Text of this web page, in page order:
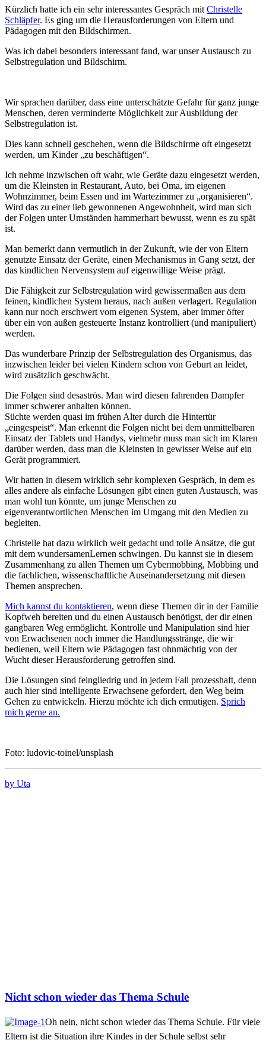
Kürzlich hatte ich ein sehr interessantes Gespräch mit Christelle
Schläpfer. Es ging um die Herausforderungen von Eltern und
Pädagogen mit den Bildschirmen.
Was ich dabei besonders interessant fand, war unser Austausch zu
Selbstregulation und Bildschirm.
Wir sprachen darüber, dass eine unterschätzte Gefahr für ganz junge
Menschen, deren verminderte Möglichkeit zur Ausbildung der
Selbstregulation ist.
Dies kann schnell geschehen, wenn die Bildschirme oft eingesetzt
werden, um Kinder „zu beschäftigen“.
Ich nehme inzwischen oft wahr, wie Geräte dazu eingesetzt werden,
um die Kleinsten in Restaurant, Auto, bei Oma, im eigenen
Wohnzimmer, beim Essen und im Wartezimmer zu „organisieren“.
Wird das zu einer lieb gewonnenen Angewohnheit, wird man sich
der Folgen unter Umständen hammerhart bewusst, wenn es zu spät
ist.
Man bemerkt dann vermutlich in der Zukunft, wie der von Eltern
genutzte Einsatz der Geräte, einen Mechanismus in Gang setzt, der
das kindlichen Nervensystem auf eigenwillige Weise prägt.
Die Fähigkeit zur Selbstregulation wird gewissermaßen aus dem
feinen, kindlichen System heraus, nach außen verlagert. Regulation
kann nur noch erschwert vom eigenen System, aber immer öfter
über ein von außen gesteuerte Instanz kontrolliert (und manipuliert)
werden.
Das wunderbare Prinzip der Selbstregulation des Organismus, das
inzwischen leider bei vielen Kindern schon von Geburt an leidet,
wird zusätzlich geschwächt.
Die Folgen sind desaströs. Man wird diesen fahrenden Dampfer
immer schwerer anhalten können.
Süchte werden quasi im frühen Alter durch die Hintertür
„eingespeist“. Man erkennt die Folgen nicht bei dem unmittelbaren
Einsatz der Tablets und Handys, vielmehr muss man sich im Klaren
darüber werden, dass man die Kleinsten in gewisser Weise auf ein
Gerät programmiert.
Wir hatten in diesem wirklich sehr komplexen Gespräch, in dem es
alles andere als einfache Lösungen gibt einen guten Austausch, was
man wohl tun könnte, um junge Menschen zu
eigenverantwortlichen Menschen im Umgang mit den Medien zu
begleiten.
Christelle hat dazu wirklich weit gedacht und tolle Ansätze, die gut
mit dem wundersamenLernen schwingen. Du kannst sie in diesem
Zusammenhang zu allen Themen um Cybermobbing, Mobbing und
die fachlichen, wissenschaftliche Auseinandersetzung mit diesen
Themen ansprechen.
Mich kannst du kontaktieren, wenn diese Themen dir in der Familie
Kopfweh bereiten und du einen Austausch benötigst, der dir einen
gangbaren Weg ermöglicht. Kontrolle und Manipulation sind hier
von Erwachsenen noch immer die Handlungsstränge, die wir
bedienen, weil Eltern wie Pädagogen fast ohnmächtig von der
Wucht dieser Herausforderung getroffen sind.
Die Lösungen sind feingliedrig und in jedem Fall prozesshaft, denn
auch hier sind intelligente Erwachsene gefordert, den Weg beim
Gehen zu entwickeln. Hierzu möchte ich dich ermutigen. Sprich
mich gerne an.
Foto: ludovic-toinel/unsplash
by Uta
Nicht schon wieder das Thema Schule
Oh nein, nicht schon wieder das Thema Schule. Für viele
Eltern ist die Situation ihre Kindes in der Schule selbst sehr